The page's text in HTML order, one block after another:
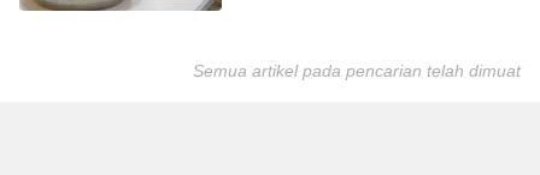
Semua artikel pada pencarian telah dimuat